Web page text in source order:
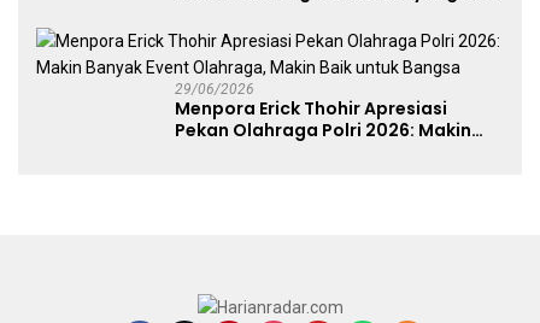
29/06/2026
Menpora Erick Thohir Apresiasi
Pekan Olahraga Polri 2026: Makin